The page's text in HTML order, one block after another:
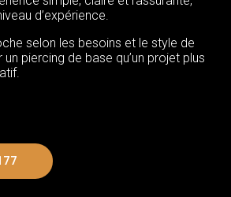
d’expérience.
selon les besoins et le style de
piercing de base qu’un projet plus